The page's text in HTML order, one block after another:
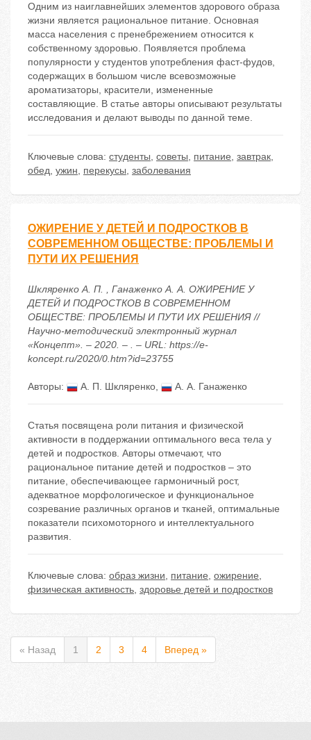
Одним из наиглавнейших элементов здорового образа
жизни является рациональное питание. Основная
масса населения с пренебрежением относится к
собственному здоровью. Появляется проблема
популярности у студентов употребления фаст-фудов,
содержащих в большом числе всевозможные
ароматизаторы, красители, измененные
составляющие. В статье авторы описывают результаты
исследования и делают выводы по данной теме.
Ключевые слова: студенты, советы, питание, завтрак,
обед, ужин, перекусы, заболевания
ОЖИРЕНИЕ У ДЕТЕЙ И ПОДРОСТКОВ В
СОВРЕМЕННОМ ОБЩЕСТВЕ: ПРОБЛЕМЫ И
ПУТИ ИХ РЕШЕНИЯ
Шкляренко А. П. , Ганаженко А. А. ОЖИРЕНИЕ У
ДЕТЕЙ И ПОДРОСТКОВ В СОВРЕМЕННОМ
ОБЩЕСТВЕ: ПРОБЛЕМЫ И ПУТИ ИХ РЕШЕНИЯ //
Научно-методический электронный журнал
«Концепт». – 2020. – . – URL: https://e-
koncept.ru/2020/0.htm?id=23755
Авторы: А. П. Шкляренко, А. А. Ганаженко
Статья посвящена роли питания и физической
активности в поддержании оптимального веса тела у
детей и подростков. Авторы отмечают, что
рациональное питание детей и подростков – это
питание, обеспечивающее гармоничный рост,
адекватное морфологическое и функциональное
созревание различных органов и тканей, оптимальные
показатели психомоторного и интеллектуального
развития.
Ключевые слова: образ жизни, питание, ожирение,
физическая активность, здоровье детей и подростков
« Назад 1 2 3 4 Вперед »